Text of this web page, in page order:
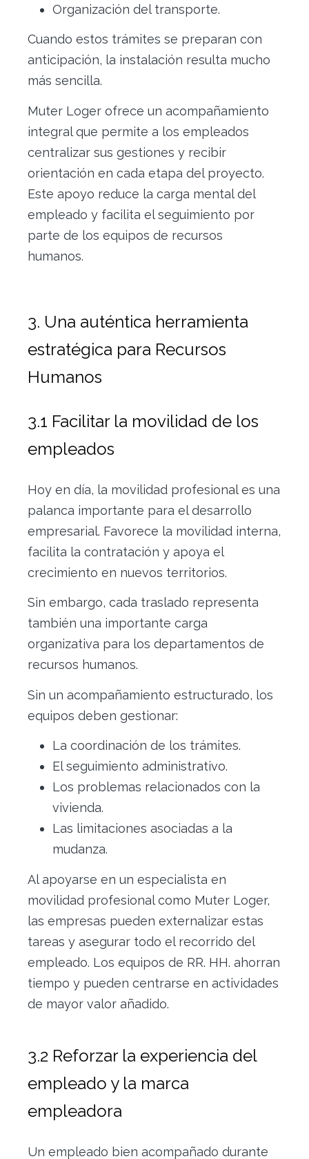
Organización del transporte.
Cuando estos trámites se preparan con
anticipación, la instalación resulta mucho
más sencilla.
Muter Loger ofrece un acompañamiento
integral que permite a los empleados
centralizar sus gestiones y recibir
orientación en cada etapa del proyecto.
Este apoyo reduce la carga mental del
empleado y facilita el seguimiento por
parte de los equipos de recursos
humanos.
3. Una auténtica herramienta
estratégica para Recursos
Humanos
3.1 Facilitar la movilidad de los
empleados
Hoy en día, la movilidad profesional es una
palanca importante para el desarrollo
empresarial. Favorece la movilidad interna,
facilita la contratación y apoya el
crecimiento en nuevos territorios.
Sin embargo, cada traslado representa
también una importante carga
organizativa para los departamentos de
recursos humanos.
Sin un acompañamiento estructurado, los
equipos deben gestionar:
La coordinación de los trámites.
El seguimiento administrativo.
Los problemas relacionados con la
vivienda.
Las limitaciones asociadas a la
mudanza.
Al apoyarse en un especialista en
movilidad profesional como Muter Loger,
las empresas pueden externalizar estas
tareas y asegurar todo el recorrido del
empleado. Los equipos de RR. HH. ahorran
tiempo y pueden centrarse en actividades
de mayor valor añadido.
3.2 Reforzar la experiencia del
empleado y la marca
empleadora
Un empleado bien acompañado durante